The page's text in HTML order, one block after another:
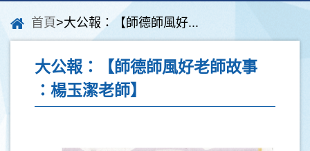
首頁>大公報：【師德師風好...
大公報：【師德師風好老師故事
：楊玉潔老師】